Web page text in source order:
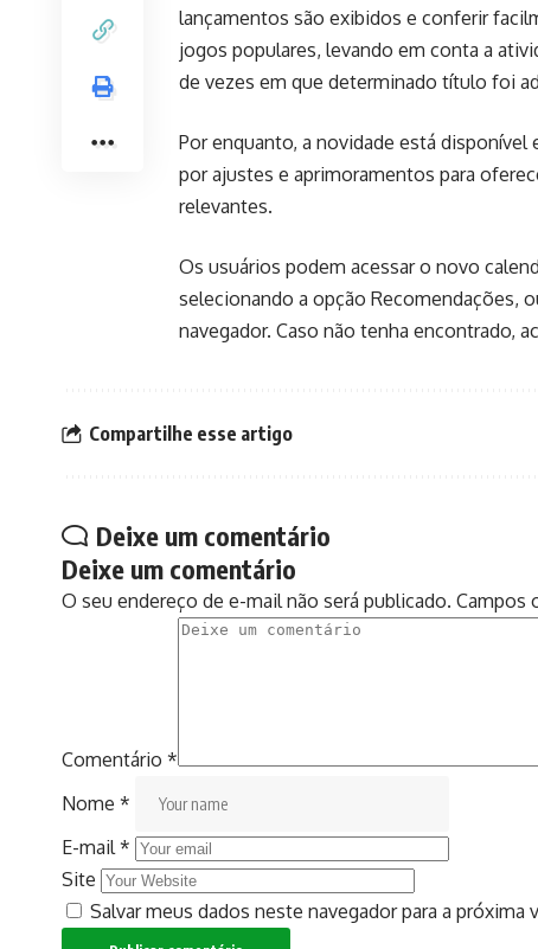
lançamentos são exibidos e conferir
jogos populares, levando em conta a
de vezes em que determinado título foi
Por enquanto, a novidade está disponível
por ajustes e aprimoramentos para
relevantes.
Os usuários podem acessar o novo
selecionando a opção Recomendações,
navegador. Caso não tenha encontrado,
Compartilhe esse artigo
Deixe um comentário
Deixe um comentário
O seu endereço de e-mail não será publicado. Campos
Comentário *
Nome *
E-mail*
Site
Salvar meus dados neste navegador para a próxima